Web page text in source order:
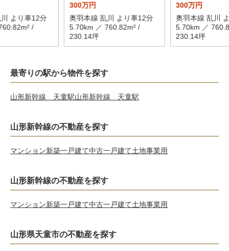
より車12分
/
300万円
奥羽本線 乱川 より車12分
5.70km ／ 760.82m² /
230.14坪
300万円
奥羽本線 乱川
5.70km ／
230.14坪
最寄りの駅から物件を探す
山形新幹線 天童駅山形新幹線 天童駅
山形新幹線の不動産を探す
マンション新築一戸建て中古一戸建て土地事業用
山形新幹線の不動産を探す
マンション新築一戸建て中古一戸建て土地事業用
山形県天童市の不動産を探す